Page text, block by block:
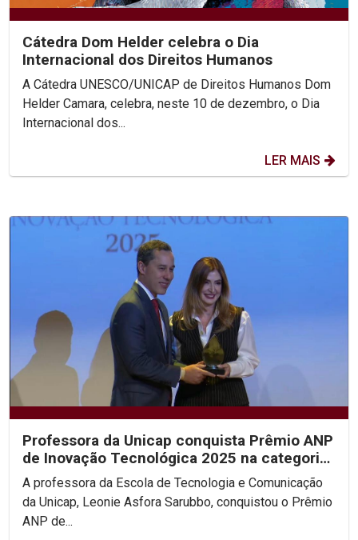
Cátedra Dom Helder celebra o Dia
Internacional dos Direitos Humanos
A Cátedra UNESCO/UNICAP de Direitos Humanos Dom
Helder Camara, celebra, neste 10 de dezembro, o Dia
Internacional dos...
LER MAIS
Professora da Unicap conquista Prêmio ANP
de Inovação Tecnológica 2025 na categoria
Personalidade...
A professora da Escola de Tecnologia e Comunicação
da Unicap, Leonie Asfora Sarubbo, conquistou o Prêmio
ANP de...